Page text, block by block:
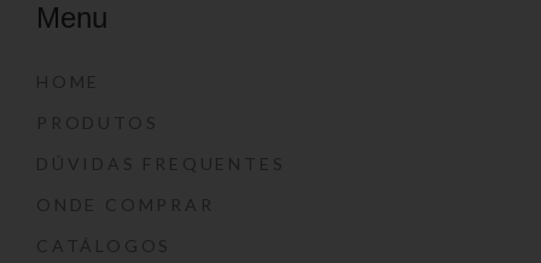
Menu
HOME
PRODUTOS
DÚVIDAS FREQUENTES
ONDE COMPRAR
CATÁLOGOS